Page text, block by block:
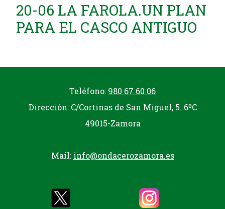
20-06 LA FAROLA.UN PLAN
PARA EL CASCO ANTIGUO
Teléfono: 980 67 60 06
Dirección: C/Cortinas de San Miguel, 5. 6ºC
49015-Zamora
Mail: info@ondacerozamora.es